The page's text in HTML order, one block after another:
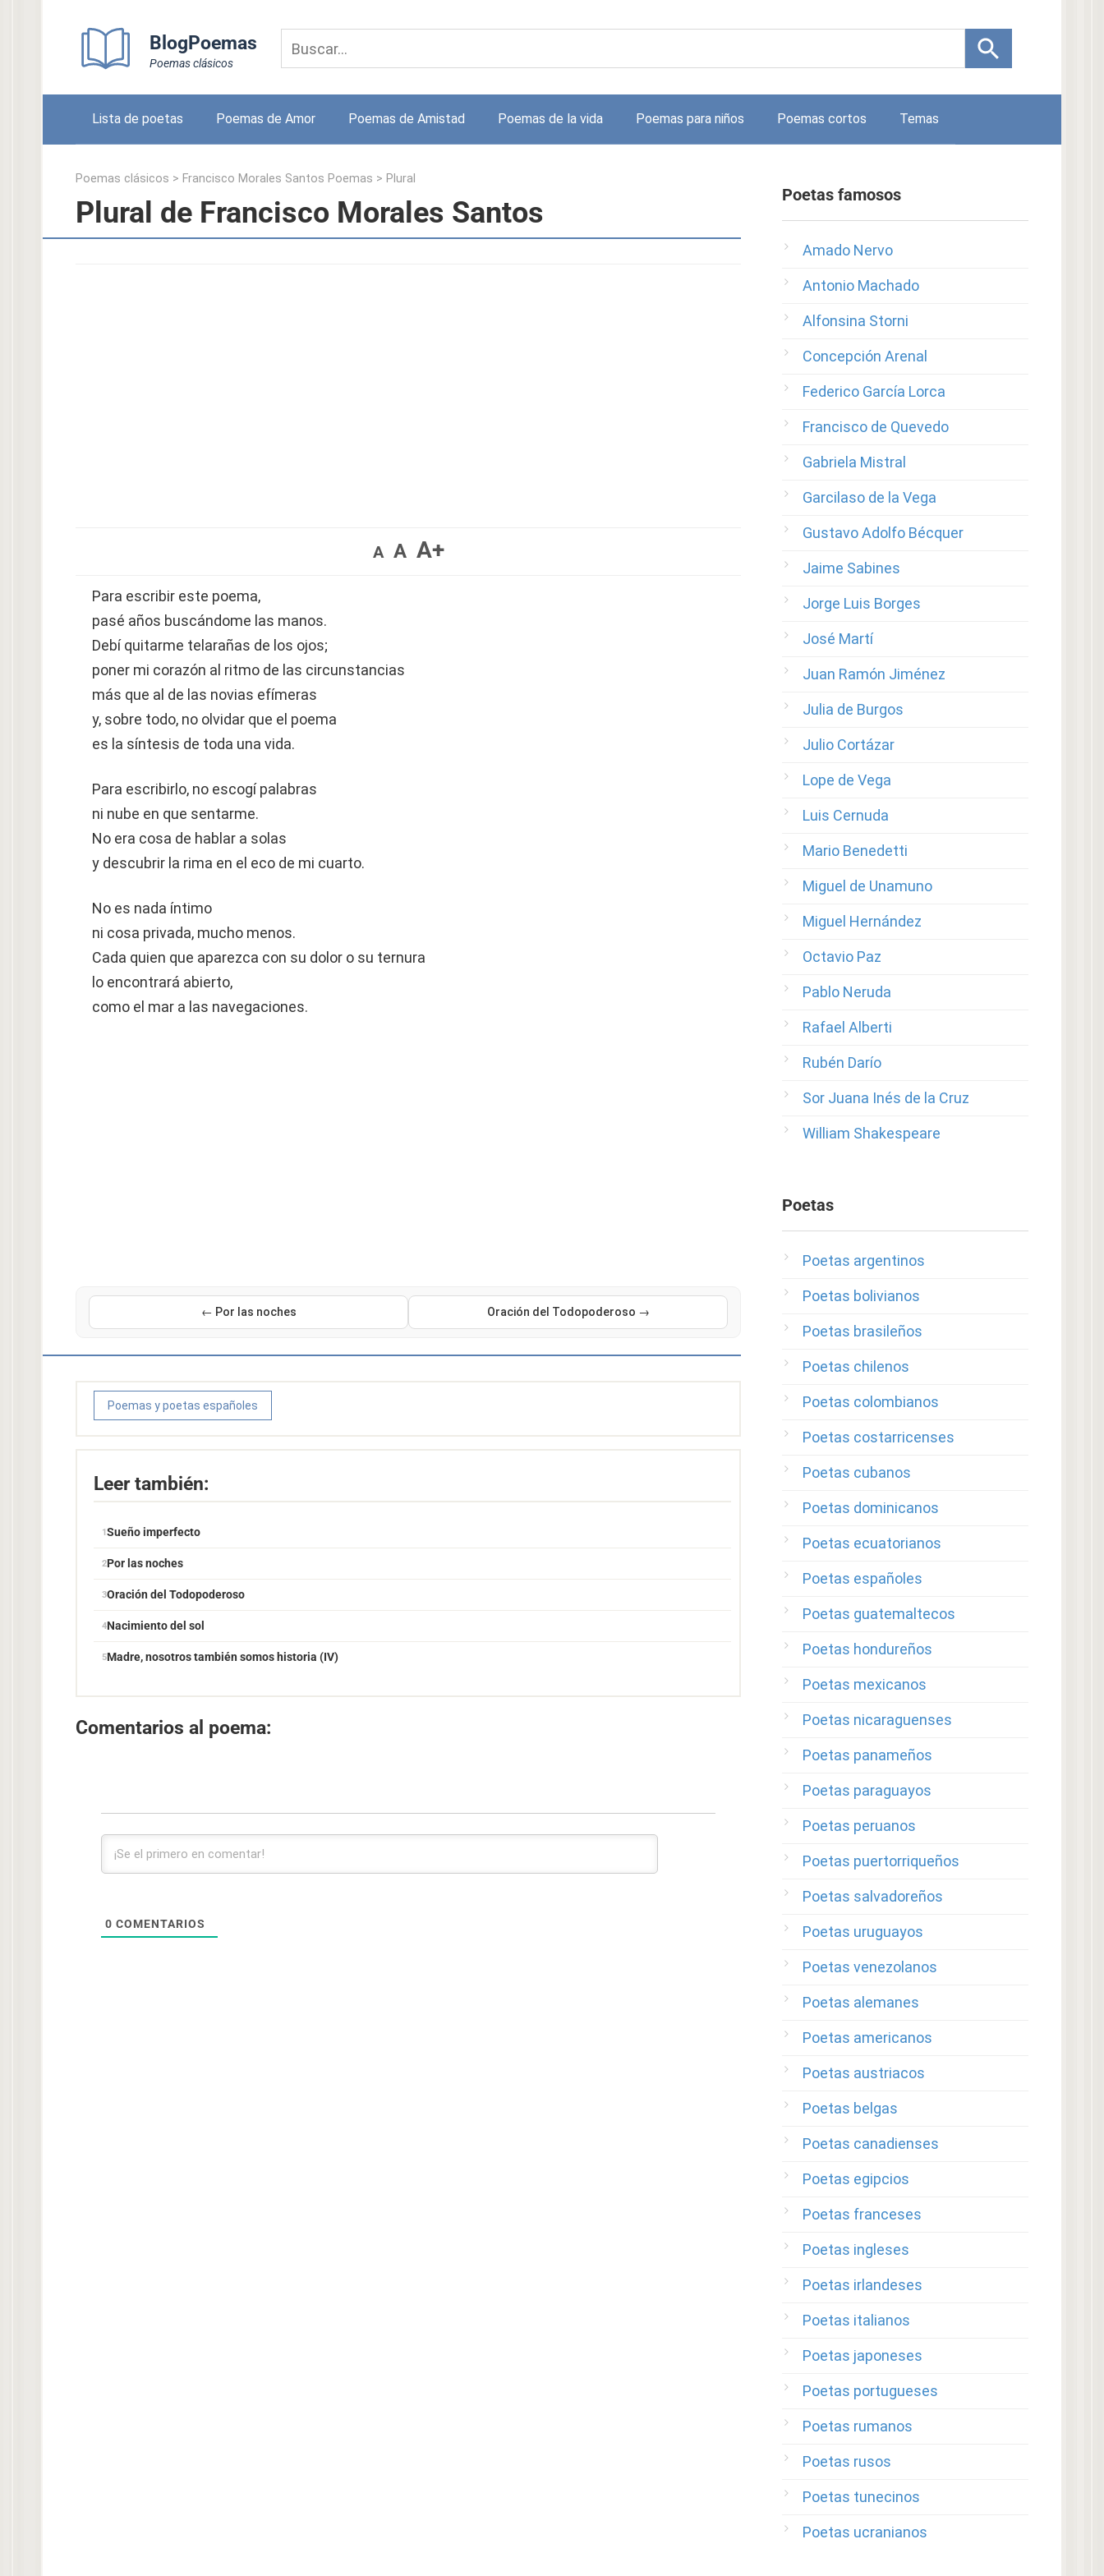
BlogPoemas
Poemas clásicos
Lista de poetas Poemas de Amor Poemas de Amistad Poemas de la vida Poemas para niños Poemas cortos Temas
Poemas clásicos > Francisco Morales Santos Poemas > Plural
Plural de Francisco Morales Santos
A A A+
Para escribir este poema,
pasé años buscándome las manos.
Debí quitarme telarañas de los ojos;
poner mi corazón al ritmo de las circunstancias
más que al de las novias efímeras
y, sobre todo, no olvidar que el poema
es la síntesis de toda una vida.
Para escribirlo, no escogí palabras
ni nube en que sentarme.
No era cosa de hablar a solas
y descubrir la rima en el eco de mi cuarto.
No es nada íntimo
ni cosa privada, mucho menos.
Cada quien que aparezca con su dolor o su ternura
lo encontrará abierto,
como el mar a las navegaciones.
← Por las noches Oración del Todopoderoso →
Poemas y poetas españoles
Leer también:
Sueño imperfecto
Por las noches
Oración del Todopoderoso
Nacimiento del sol
Madre, nosotros también somos historia (IV)
Comentarios al poema:
0 COMENTARIOS
Poetas famosos
Amado Nervo
Antonio Machado
Alfonsina Storni
Concepción Arenal
Federico García Lorca
Francisco de Quevedo
Gabriela Mistral
Garcilaso de la Vega
Gustavo Adolfo Bécquer
Jaime Sabines
Jorge Luis Borges
José Martí
Juan Ramón Jiménez
Julia de Burgos
Julio Cortázar
Lope de Vega
Luis Cernuda
Mario Benedetti
Miguel de Unamuno
Miguel Hernández
Octavio Paz
Pablo Neruda
Rafael Alberti
Rubén Darío
Sor Juana Inés de la Cruz
William Shakespeare
Poetas
Poetas argentinos
Poetas bolivianos
Poetas brasileños
Poetas chilenos
Poetas colombianos
Poetas costarricenses
Poetas cubanos
Poetas dominicanos
Poetas ecuatorianos
Poetas españoles
Poetas guatemaltecos
Poetas hondureños
Poetas mexicanos
Poetas nicaraguenses
Poetas panameños
Poetas paraguayos
Poetas peruanos
Poetas puertorriqueños
Poetas salvadoreños
Poetas uruguayos
Poetas venezolanos
Poetas alemanes
Poetas americanos
Poetas austriacos
Poetas belgas
Poetas canadienses
Poetas egipcios
Poetas franceses
Poetas ingleses
Poetas irlandeses
Poetas italianos
Poetas japoneses
Poetas portugueses
Poetas rumanos
Poetas rusos
Poetas tunecinos
Poetas ucranianos